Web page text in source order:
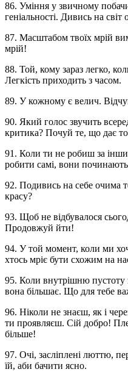
86. Уміння у звичному
геніальності. Дивись на світ
87. Масштабом твоїх мрій
мрій!
88. Той, кому зараз легко,
Легкість приходить з часом.
89. У кожному є велич.
90. Який голос звучить
критика? Почуй те, що дає
91. Коли ти не робиш за
робити самі, вони
92. Подивись на себе очима
красу?
93. Щоб не відбувалося
Продовжуй йти!
94. У той момент, коли ми
хтось мріє бути схожим на
95. Коли внутрішню
вона більшає. Що для тебе
96. Ніколи не знаєш, як і
ти проявляєш. Сій добро!
більше!
97. Очі, засліплені люттю,
їй, аби бачити ясно.